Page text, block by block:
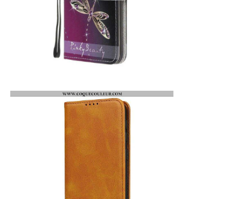
HOUSSE SAMSUNG GALAXY M21 LIBELLULES À LANIÈRE